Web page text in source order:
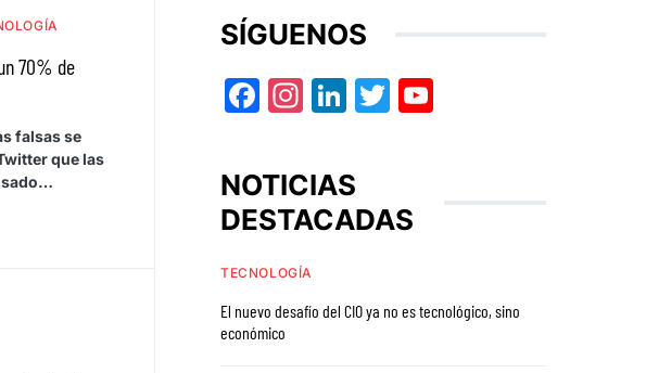
70% de
falsas se
que las
SÍGUENOS
Facebook
Instagram
LinkedIn
Twitter
NOTICIAS
DESTACADAS
TECNOLOGÍA
El nuevo desafío del CIO ya no es tecnológico, sino
económico